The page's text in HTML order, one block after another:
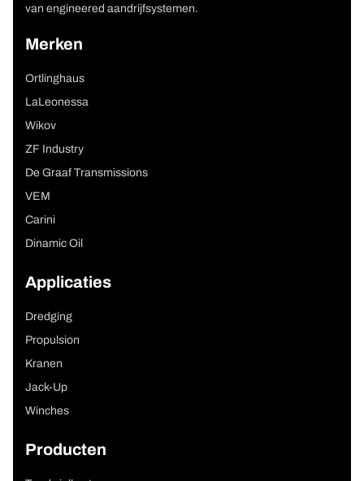
van engineered aandrijfsystemen.
Merken
Ortlinghaus
LaLeonessa
Wikov
ZF Industry
De Graaf Transmissions
VEM
Carini
Dinamic Oil
Applicaties
Dredging
Propulsion
Kranen
Jack-Up
Winches
Producten